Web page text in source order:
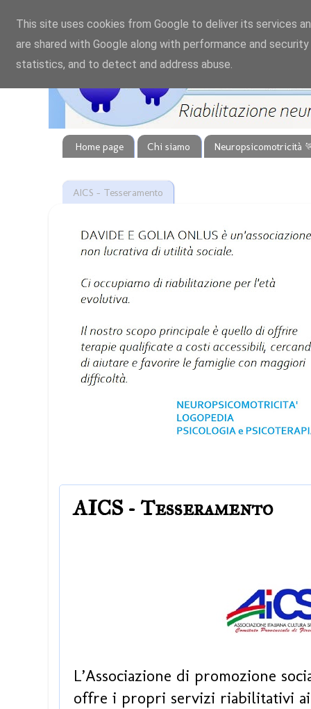
Home page Chi siamo Neuropsicomotricità
AICS - Tesseramento
AICS - Tesseramento
L’Associazione di promozione
offre i propri servizi riabilitativi ai
This site uses cookies from Google to deliver its services
are shared with Google along with performance and
statistics, and to detect and address abuse.